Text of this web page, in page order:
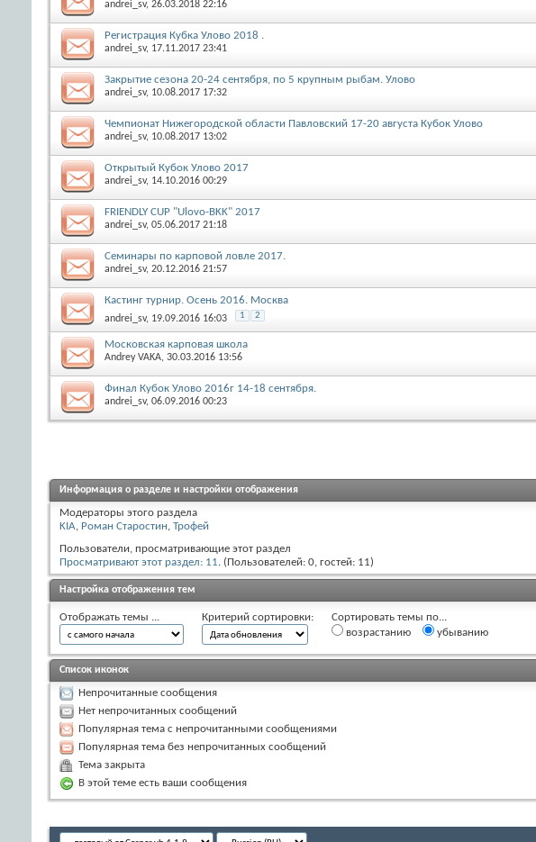
andrei_sv, 26.03.2018 22:16
Регистрация Кубка Улово 2018 .
andrei_sv, 17.11.2017 23:41
Закрытие сезона 20-24 сентября, по 5 крупным рыбам. Улово
andrei_sv, 10.08.2017 17:32
Чемпионат Нижегородской области Павловский 17-20 августа Кубок Улово
andrei_sv, 10.08.2017 13:02
Открытый Кубок Улово 2017
andrei_sv, 14.10.2016 00:29
FRIENDLY CUP "Ulovo-BKK" 2017
andrei_sv, 05.06.2017 21:18
Семинары по карповой ловле 2017.
andrei_sv, 20.12.2016 21:57
Кастинг турнир. Осень 2016. Москва
andrei_sv, 19.09.2016 16:03 1 2
Московская карповая школа
Andrey VAKA, 30.03.2016 13:56
Финал Кубок Улово 2016г 14-18 сентября.
andrei_sv, 06.09.2016 00:23
Информация о разделе и настройки отображения
Модераторы этого раздела
KIA, Роман Старостин, Трофей
Пользователи, просматривающие этот раздел
Просматривают этот раздел: 11. (Пользователей: 0, гостей: 11)
Настройка отображения тем
Отображать темы ... Критерий сортировки:
Сортировать темы по...
возрастанию
убыванию
Список иконок
Непрочитанные сообщения
Нет непрочитанных сообщений
Популярная тема с непрочитанными сообщениями
Популярная тема без непрочитанных сообщений
Тема закрыта
В этой теме есть ваши сообщения